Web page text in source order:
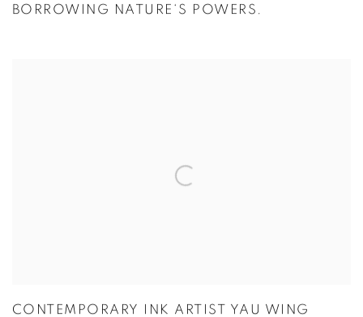
BORROWING NATURE‘S POWERS.
CONTEMPORARY INK ARTIST YAU WING